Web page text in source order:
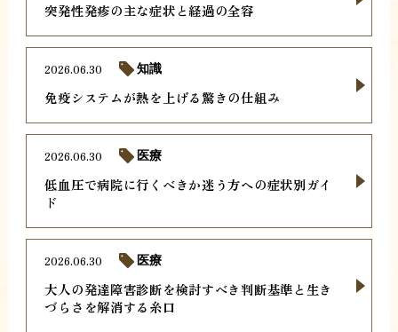
突発性発疹の主な症状と経過の全容
免疫システムが熱を上げる驚きの仕組み
2026.06.30 知識
低血圧で病院に行くべきか迷う方への症状別ガイ
ド
2026.06.30 医療
大人の発達障害診断を検討すべき判断基準と生き
づらさを解消する糸口
2026.06.30 医療